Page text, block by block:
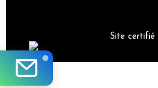
Site certifié